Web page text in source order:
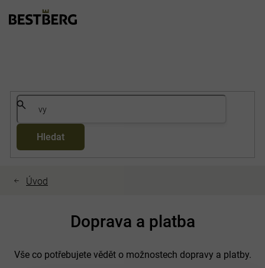
Hledat
Doprava a platba
Vše co potřebujete vědět o možnostech dopravy a platby.